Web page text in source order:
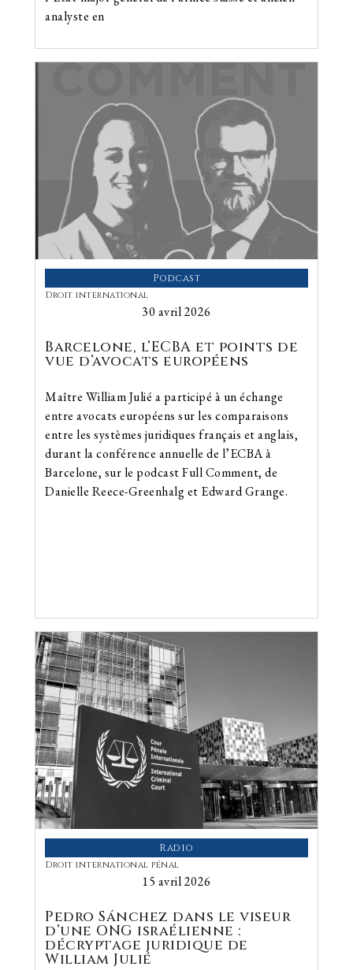
analyste en
Podcast
Droit international
30 avril 2026
Barcelone, l’ECBA et points de
vue d’avocats européens
Maître William Julié a participé à un échange
entre avocats européens sur les comparaisons
entre les systèmes juridiques français et anglais,
durant la conférence annuelle de l’ECBA à
Barcelone, sur le podcast Full Comment, de
Danielle Reece-Greenhalg et Edward Grange.
Radio
Droit international pénal
15 avril 2026
Pedro Sánchez dans le viseur
d’une ONG israélienne :
décryptage juridique de
William Julié